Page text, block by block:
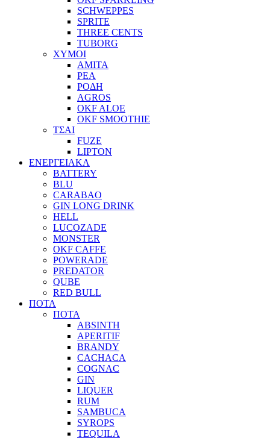
SCHWEPPES
SPRITE
THREE CENTS
TUBORG
ΧΥΜΟΙ
ΑΜΙΤΑ
ΡΕΑ
ΡΟΔΗ
AGROS
OKF ALOE
OKF SMOOTHIE
ΤΣΑΙ
FUZE
LIPTON
ΕΝΕΡΓΕΙΑΚΑ
BATTERY
BLU
CARABAO
GIN LONG DRINK
HELL
LUCOZADE
MONSTER
OKF CAFFE
POWERADE
PREDATOR
QUBE
RED BULL
ΠΟΤΑ
ΠΟΤΑ
ABSINTH
APERITIF
BRANDY
CACHACA
COGNAC
GIN
LIQUER
RUM
SAMBUCA
SYROPS
TEQUILA